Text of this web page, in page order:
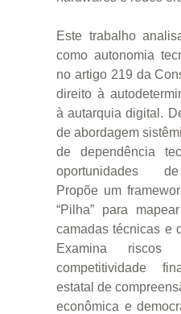
Este trabalho
como autonomia
no artigo 219 da
direito à
à autarquia digital.
de abordagem
de dependência
oportunidades
Propõe um
“Pilha” para
camadas técnicas e
Examina
competitividade
estatal de
econômica e